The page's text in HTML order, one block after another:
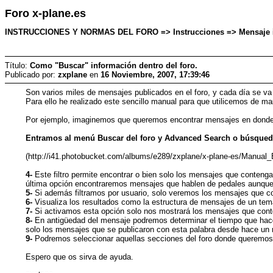
Foro x-plane.es
INSTRUCCIONES Y NORMAS DEL FORO => Instrucciones =>
Título: Como "Buscar" información dentro del foro.
Publicado por: zxplane en 16 Noviembre, 2007, 17:39:46
Son varios miles de mensajes publicados en el foro, y cada día se
Para ello he realizado este sencillo manual para que utilicemos de
Por ejemplo, imaginemos que queremos encontrar mensajes en
Entramos al menú Buscar del foro y Advanced Search o
(http://i41.photobucket.com/albums/e289/zxplane/x-plane-es/
4- Este filtro permite encontrar o bien solo los mensajes que
última opción encontraremos mensajes que hablen de pedales
5- Si además filtramos por usuario, solo veremos los mensajes que
6-Visualiza los resultados como la estructura de mensajes de un
7- Si activamos esta opción solo nos mostrará los mensajes que
8- En antigüedad del mensaje podremos determinar el tiempo que
solo los mensajes que se publicaron con esta palabra desde hace un
9- Podremos seleccionar aquellas secciones del foro donde
Espero que os sirva de ayuda.